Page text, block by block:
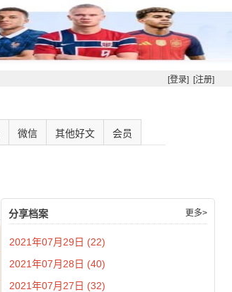
[登录] [注册]
微信 其他好文 会员
分享档案 更多>
2021年07月29日 (22)
2021年07月28日 (40)
2021年07月27日 (32)